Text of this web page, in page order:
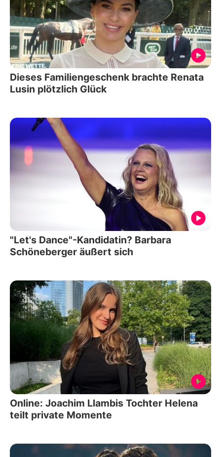
Dieses Familiengeschenk brachte Renata
Lusin plötzlich Glück
"Let's Dance"-Kandidatin? Barbara
Schöneberger äußert sich
Online: Joachim Llambis Tochter Helena
teilt private Momente